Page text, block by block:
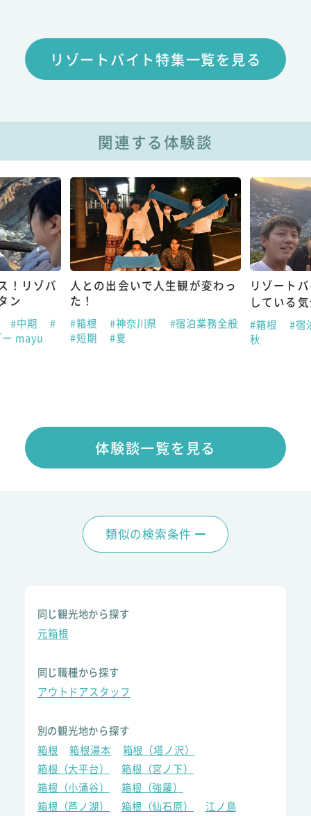
リゾートバイト特集一覧を見る
関連する体験談
！リゾバ
ン
#中期
#
ー mayu
人との出会いで人生観が変わっ
た！
#箱根 #神奈川県
#宿泊業務全般
#短期
#夏
リゾート
している
#箱根
#宿
秋
体験談一覧を見る
類似の検索条件
同じ観光地から探す
元箱根
同じ職種から探す
アウトドアスタッフ
別の観光地から探す
箱根
箱根湯本
箱根（塔ノ沢）
箱根（大平台）
箱根（宮ノ下）
箱根（小涌谷）
箱根（強羅）
箱根（芦ノ湖）
箱根（仙石原）
江ノ島